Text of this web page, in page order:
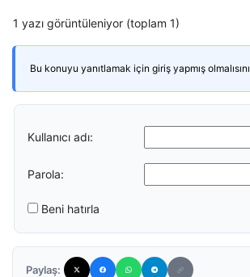
1 yazı görüntüleniyor (toplam 1)
Bu konuyu yanıtlamak için giriş yapmış
Kullanıcı adı:
Parola:
Beni hatırla
Paylaş: